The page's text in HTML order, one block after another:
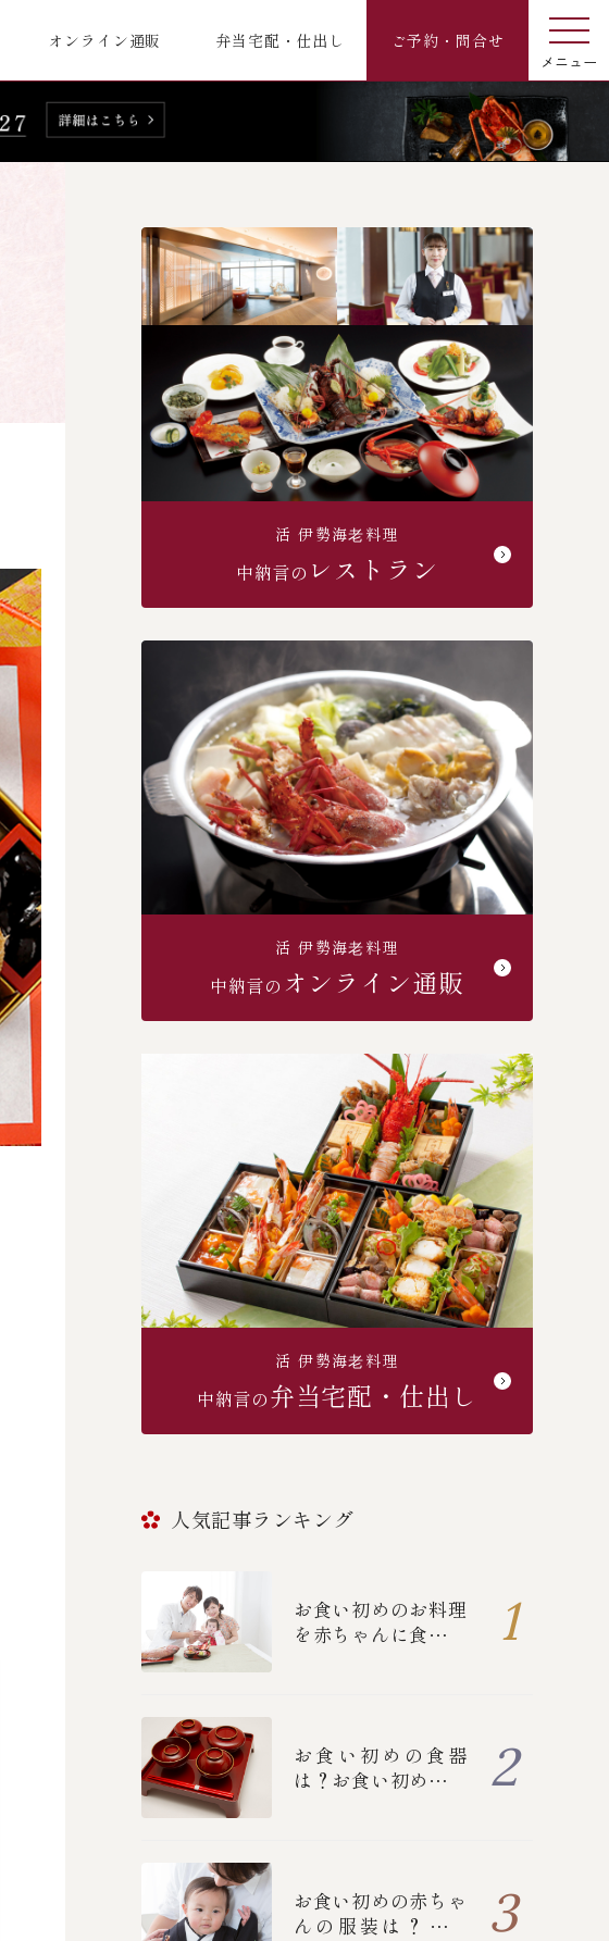
オンライン通販 弁当宅配・仕出し ご予約・問合せ
活 伊勢海⽼料理
中納言の レストラン
活 伊勢海⽼料理
中納言の オンライン通販
活 伊勢海⽼料理
中納言の弁当宅配・仕出し
人気記事ランキング
お食い初めのお料理
を赤ちゃんに食べさ
お食い初めの食器
は？お食い初めの流
お食い初めの赤ちゃ
んの服装は？女の